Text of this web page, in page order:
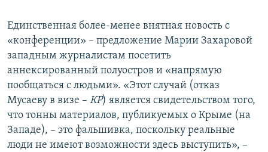
Единственная более-менее внятная новость с
«конференции» – предложение Марии Захаровой
западным журналистам посетить
аннексированный полуостров и «напрямую
пообщаться с людьми». «Этот случай (отказ
Мусаеву в визе – КР) является свидетельством того,
что тонны материалов, публикуемых о Крыме (на
Западе), – это фальшивка, поскольку реальные
люди не имеют возможности здесь выступить», –